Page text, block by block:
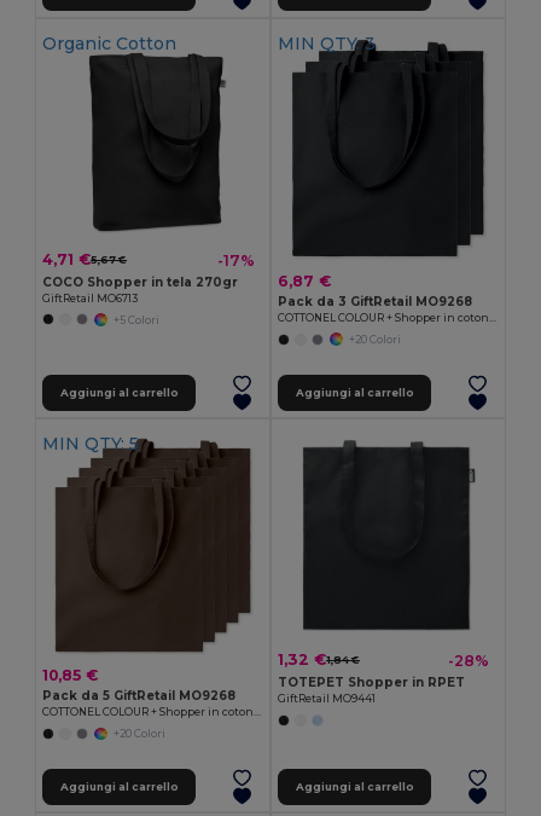
Organic Cotton
4,71 €5,67 € -17%
COCO Shopper in tela 270gr
GiftRetail MO6713
+5 Colori
Aggiungi al carrello
MIN QTY: 3
6,87 €
Pack da 3 GiftRetail MO9268
COTTONEL COLOUR + Shopper in cotone 140gr
+20 Colori
Aggiungi al carrello
MIN QTY: 5
10,85 €
Pack da 5 GiftRetail MO9268
COTTONEL COLOUR + Shopper in cotone 140gr
+20 Colori
Aggiungi al carrello
1,32 €1,84 € -28%
TOTEPET Shopper in RPET
GiftRetail MO9441
Aggiungi al carrello